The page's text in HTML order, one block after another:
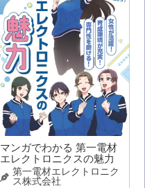
マンガでわかる 第一電材
エレクトロニクスの魅力
第一電材エレクトロニク
ス株式会社